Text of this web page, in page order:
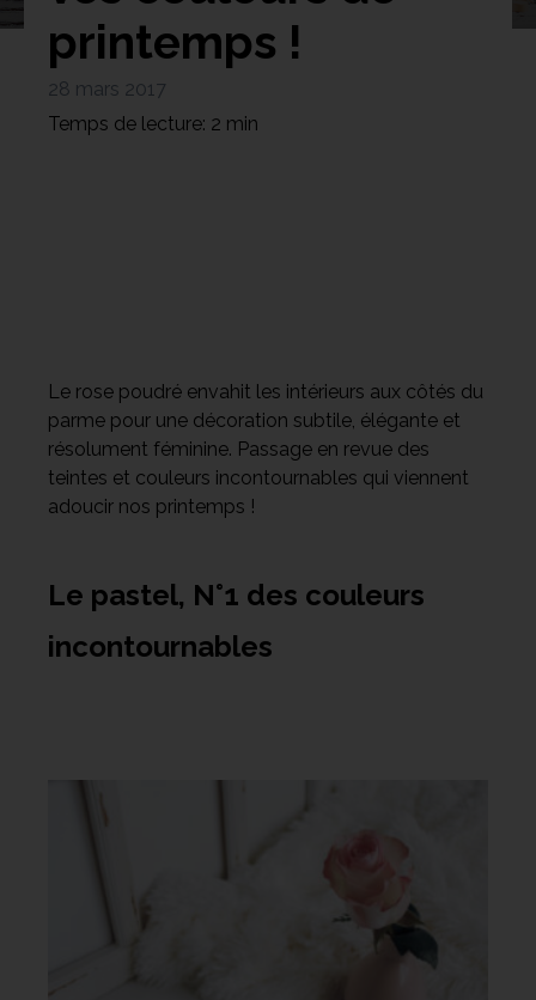
Inspirez-vous du catalogue
Bibliothèque Meuble tv
printemps !
28 mars 2017
Temps de lecture: 2 min
Le rose poudré envahit les intérieurs aux côtés du
parme pour une décoration subtile, élégante et
résolument féminine. Passage en revue des
teintes et couleurs incontournables qui viennent
adoucir nos printemps !
Le pastel, N°1 des couleurs
incontournables